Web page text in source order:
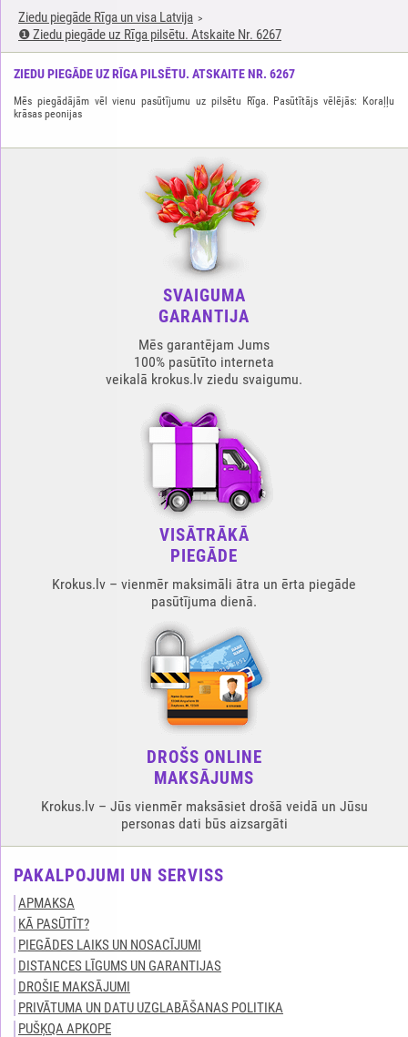
Ziedu piegāde Rīga un visa Latvija
❶ Ziedu piegāde uz Rīga pilsētu. Atskaite Nr. 6267
ZIEDU PIEGĀDE UZ RĪGA PILSĒTU. ATSKAITE NR. 6267
Mēs piegādājām vēl vienu pasūtījumu uz pilsētu Rīga. Pasūtītājs vēlējās: Koraļļu
krāsas peonijas
SVAIGUMA
GARANTIJA
Mēs garantējam Jums
100% pasūtīto interneta
veikalā krokus.lv ziedu svaigumu.
VISĀTRĀKĀ
PIEGĀDE
Krokus.lv – vienmēr maksimāli ātra un ērta piegāde
pasūtījuma dienā.
DROŠS ONLINE
MAKSĀJUMS
Krokus.lv – Jūs vienmēr maksāsiet drošā veidā un Jūsu
personas dati būs aizsargāti
PAKALPOJUMI UN SERVISS
APMAKSA
KĀ PASŪTĪT?
PIEGĀDES LAIKS UN NOSACĪJUMI
DISTANCES LĪGUMS UN GARANTIJAS
DROŠIE MAKSĀJUMI
PRIVĀTUMA UN DATU UZGLABĀŠANAS POLITIKA
PUŠĶQA APKOPE